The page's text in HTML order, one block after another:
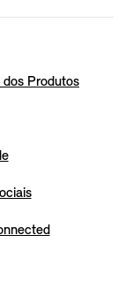
dos Produtos